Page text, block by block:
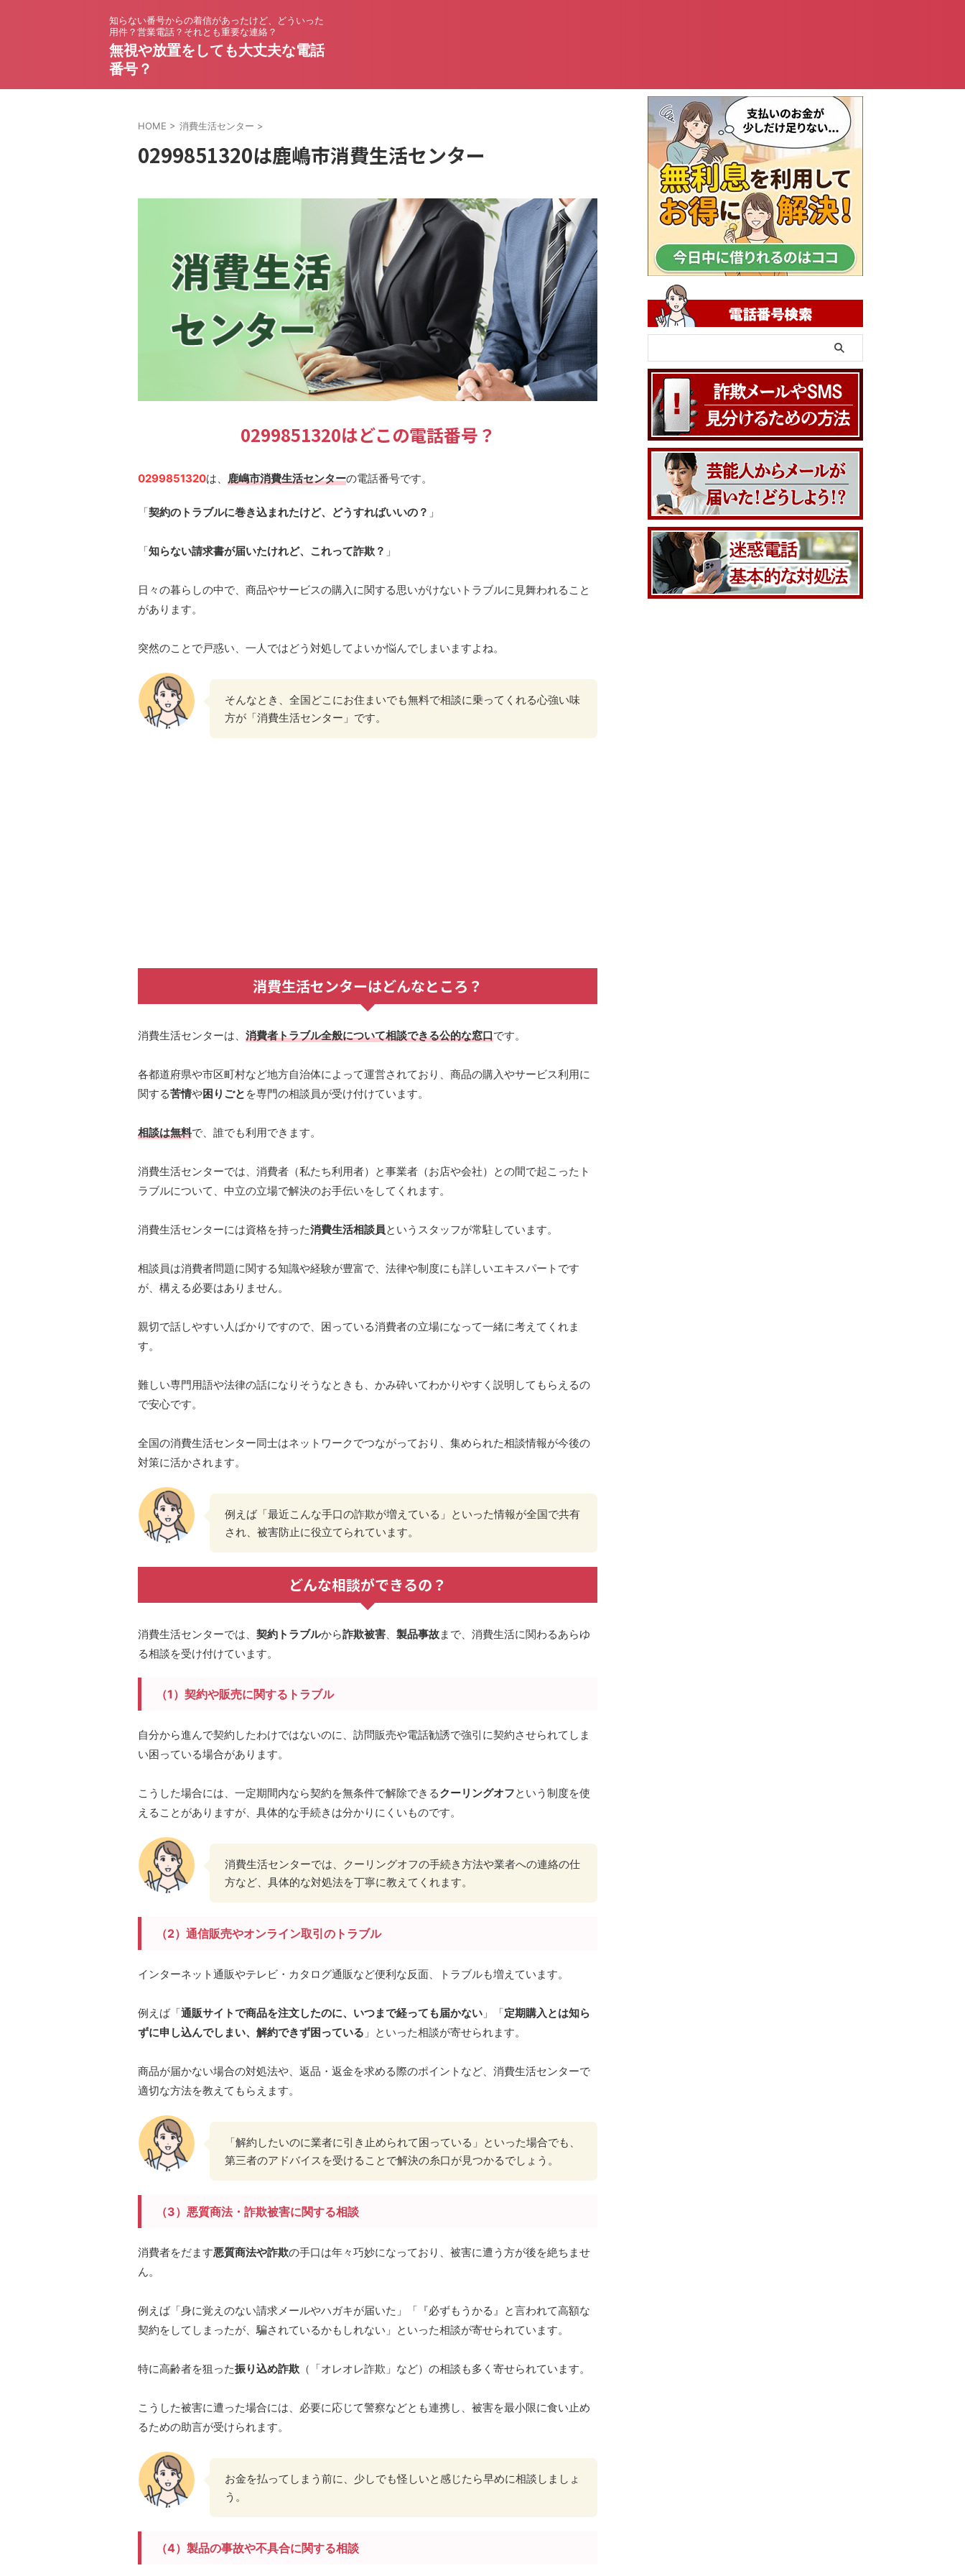
知らない番号からの着信があったけど、どういった
用件？営業電話？それとも重要な連絡？
無視や放置をしても大丈夫な電話
番号？
HOME > 消費生活センター >
0299851320は鹿嶋市消費生活センター
0299851320はどこの電話番号？
0299851320は、 鹿嶋市消費生活センターの電話番号です。
「契約のトラブルに巻き込まれたけど、どうすればいいの？ 」
「知らない請求書が届いたけれど、これって詐欺？ 」
日々の暮らしの中で、商品やサービスの購入に関する思いがけないトラブルに見舞われること
があります。
突然のことで戸惑い、一人ではどう対処してよいか悩んでしまいますよね。
そんなとき、全国どこにお住まいでも無料で相談に乗ってくれる心強い味
方が「消費生活センター」です。
消費生活センターはどんなところ？
消費生活センターは、 消費者トラブル全般について相談できる公的な窓口です。
各都道府県や市区町村など地方自治体によって運営されており、商品の購入やサービス利用に
関する苦情や困りごと を専門の相談員が受け付けています。
相談は無料で、誰でも利用できます。
消費生活センターでは、消費者（私たち利用者）と事業者（お店や会社）との間で起こったト
ラブルについて、中立の立場で解決のお手伝いをしてくれます。
消費生活センターには資格を持った消費生活相談員というスタッフが常駐しています。
相談員は消費者問題に関する知識や経験が豊富で、法律や制度にも詳しいエキスパートです
が、構える必要はありません。
親切で話しやすい人ばかりですので、困っている消費者の立場になって一緒に考えてくれま
す。
難しい専門用語や法律の話になりそうなときも、かみ砕いてわかりやすく説明してもらえるの
で安心です。
全国の消費生活センター同士はネットワークでつながっており、集められた相談情報が今後の
対策に活かされます。
例えば「最近こんな手口の詐欺が増えている」といった情報が全国で共有
され、被害防止に役立てられています。
どんな相談ができるの？
消費生活センターでは、 契約トラブルから詐欺被害、 製品事故まで、消費生活に関わるあらゆ
る相談を受け付けています。
（1）契約や販売に関するトラブル
自分から進んで契約したわけではないのに、訪問販売や電話勧誘で強引に契約させられてしま
い困っている場合があります。
こうした場合には、一定期間内なら契約を無条件で解除できるクーリングオフという制度を使
えることがありますが、具体的な手続きは分かりにくいものです。
消費生活センターでは、クーリングオフの手続き方法や業者への連絡の仕
方など、具体的な対処法を丁寧に教えてくれます。
（2）通信販売やオンライン取引のトラブル
インターネット通販やテレビ・カタログ通販など便利な反面、トラブルも増えています。
例えば「通販サイトで商品を注文したのに、いつまで経っても届かない 」「定期購入とは知ら
ずに申し込んでしまい、解約できず困っている 」といった相談が寄せられます。
商品が届かない場合の対処法や、返品・返金を求める際のポイントなど、消費生活センターで
適切な方法を教えてもらえます。
「解約したいのに業者に引き止められて困っている」といった場合でも、
第三者のアドバイスを受けることで解決の糸口が見つかるでしょう。
（3）悪質商法・詐欺被害に関する相談
消費者をだます悪質商法や詐欺の手口は年々巧妙になっており、被害に遭う方が後を絶ちませ
ん。
例えば「身に覚えのない請求メールやハガキが届いた」「『必ずもうかる』と言われて高額な
契約をしてしまったが、騙されているかもしれない」といった相談が寄せられています。
特に高齢者を狙った振り込め詐欺 （「オレオレ詐欺」など）の相談も多く寄せられています。
こうした被害に遭った場合には、必要に応じて警察などとも連携し、被害を最小限に食い止め
るための助言が受けられます。
お金を払ってしまう前に、少しでも怪しいと感じたら早めに相談しましょ
う。
（4）製品の事故や不具合に関する相談